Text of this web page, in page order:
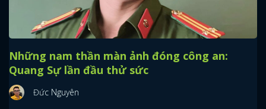
Những nam thần màn ảnh đóng công an:
Quang Sự lần đầu thử sức
Đức Nguyên